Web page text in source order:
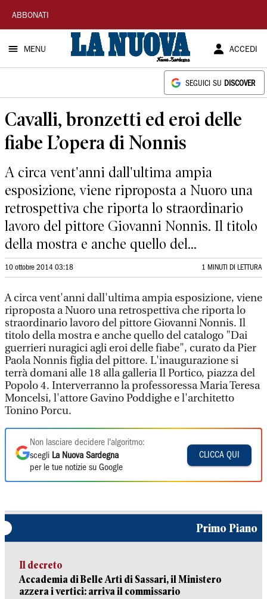
La
Nuova
Sardegna
ABBONATI
MENU ACCEDI
SEGUICI SU DISCOVER
Cavalli, bronzetti ed eroi delle
fiabe L’opera di Nonnis
A circa vent'anni dall'ultima ampia
esposizione, viene riproposta a Nuoro una
retrospettiva che riporta lo straordinario
lavoro del pittore Giovanni Nonnis. Il titolo
della mostra e anche quello del...
10 ottobre 2014 03:18 1 MINUTI DI LETTURA
A circa vent'anni dall'ultima ampia esposizione, viene
riproposta a Nuoro una retrospettiva che riporta lo
straordinario lavoro del pittore Giovanni Nonnis. Il
titolo della mostra e anche quello del catalogo "Dai
guerrieri nuragici agli eroi delle fiabe", curato da Pier
Paola Nonnis figlia del pittore. L'inaugurazione si
terrà domani alle 18 alla galleria Il Portico, piazza del
Popolo 4. Interverranno la professoressa Maria Teresa
Moncelsi, l'attore Gavino Poddighe e l'architetto
Tonino Porcu.
Non lasciare decidere l'algoritmo:
scegli La Nuova Sardegna
per le tue notizie su Google
CLICCA QUI
Primo Piano
Il decreto
Accademia di Belle Arti di Sassari, il Ministero
azzera i vertici: arriva il commissario